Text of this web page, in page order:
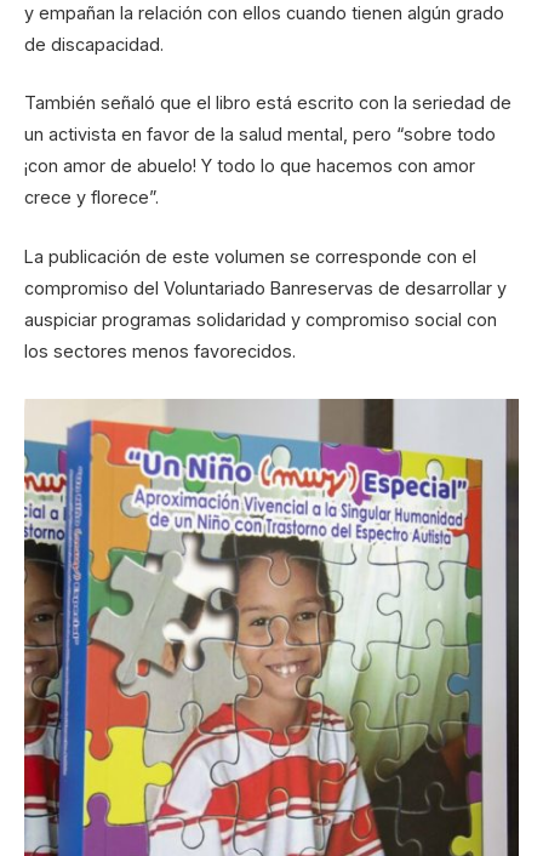
y empañan la relación con ellos cuando tienen algún grado
de discapacidad.
También señaló que el libro está escrito con la seriedad de
un activista en favor de la salud mental, pero “sobre todo
¡con amor de abuelo! Y todo lo que hacemos con amor
crece y florece”.
La publicación de este volumen se corresponde con el
compromiso del Voluntariado Banreservas de desarrollar y
auspiciar programas solidaridad y compromiso social con
los sectores menos favorecidos.